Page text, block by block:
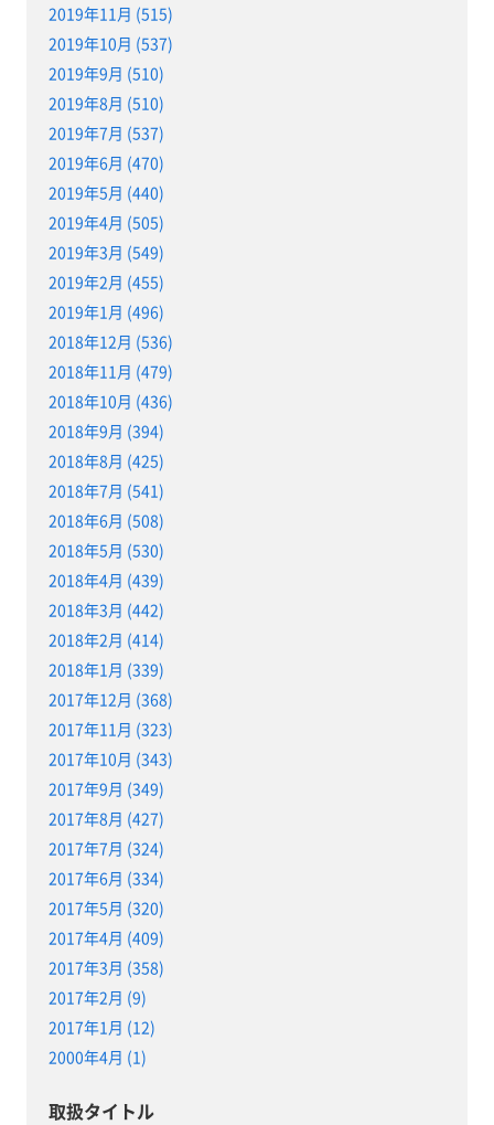
2019年11月 (515)
2019年10月 (537)
2019年9月 (510)
2019年8月 (510)
2019年7月 (537)
2019年6月 (470)
2019年5月 (440)
2019年4月 (505)
2019年3月 (549)
2019年2月 (455)
2019年1月 (496)
2018年12月 (536)
2018年11月 (479)
2018年10月 (436)
2018年9月 (394)
2018年8月 (425)
2018年7月 (541)
2018年6月 (508)
2018年5月 (530)
2018年4月 (439)
2018年3月 (442)
2018年2月 (414)
2018年1月 (339)
2017年12月 (368)
2017年11月 (323)
2017年10月 (343)
2017年9月 (349)
2017年8月 (427)
2017年7月 (324)
2017年6月 (334)
2017年5月 (320)
2017年4月 (409)
2017年3月 (358)
2017年2月 (9)
2017年1月 (12)
2000年4月 (1)
取扱タイトル